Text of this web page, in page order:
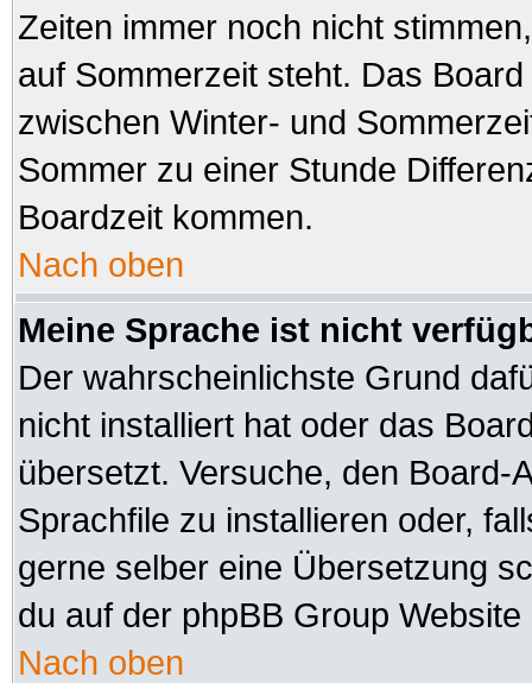
Zeiten immer noch nicht
auf Sommerzeit steht. Das
zwischen Winter- und
Sommer zu einer Stunde
Boardzeit kommen.
Nach oben
Meine Sprache ist nicht
Der wahrscheinlichste Grund
nicht installiert hat oder das
übersetzt. Versuche, den
Sprachfile zu installieren oder,
gerne selber eine Übersetzung
du auf der phpBB Group
Nach oben